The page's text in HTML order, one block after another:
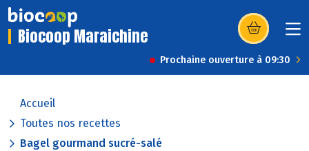
Biocoop Maraichine (s’ouvre dans
Prochaine ouverture à 09:30
Accueil
Toutes nos recettes
Bagel gourmand sucré-salé